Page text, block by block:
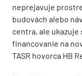
neprejavuje
budovách alebo
centra, ale
financovanie na
TASR hovorca HB